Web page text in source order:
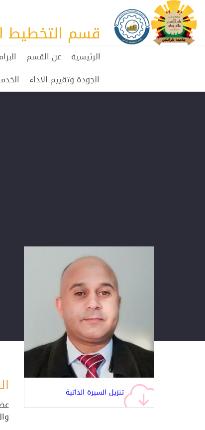
قسم التخطيط
الرئيسية عن القسم
الجودة وتقييم الاداء
تنزيل السيرة الذاتية